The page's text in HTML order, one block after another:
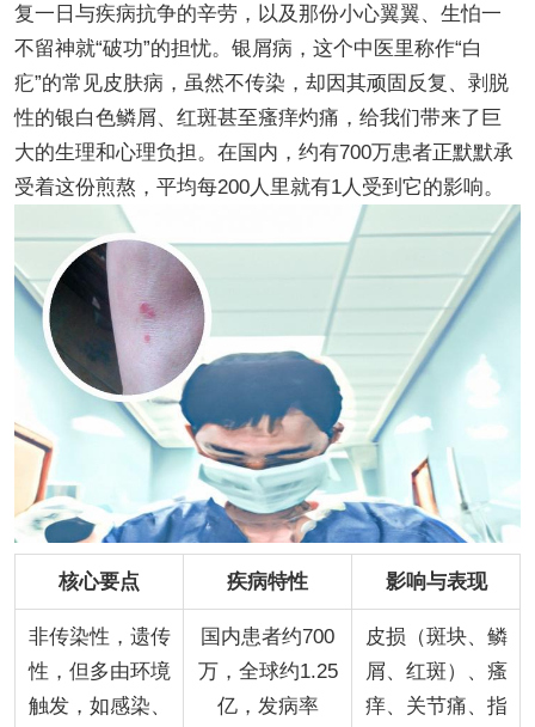
复一日与疾病抗争的辛劳，以及那份小心翼翼、生怕一
不留神就“破功”的担忧。银屑病，这个中医里称作“白
疕”的常见皮肤病，虽然不传染，却因其顽固反复、剥脱
性的银白色鳞屑、红斑甚至瘙痒灼痛，给我们带来了巨
大的生理和心理负担。在国内，约有700万患者正默默承
受着这份煎熬，平均每200人里就有1人受到它的影响。
核心要点 疾病特性 影响与表现
非传染性，遗传
性，但多由环境
触发，如感染、
国内患者约700
万，全球约1.25
亿，发病率
皮损（斑块、鳞
屑、红斑）、瘙
痒、关节痛、指